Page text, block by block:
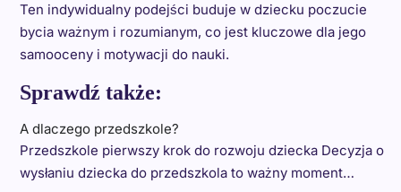
Ten indywidualny podejści buduje w dziecku poczucie
bycia ważnym i rozumianym, co jest kluczowe dla jego
samooceny i motywacji do nauki.
Sprawdź także:
A dlaczego przedszkole?
Przedszkole pierwszy krok do rozwoju dziecka Decyzja o
wysłaniu dziecka do przedszkola to ważny moment…